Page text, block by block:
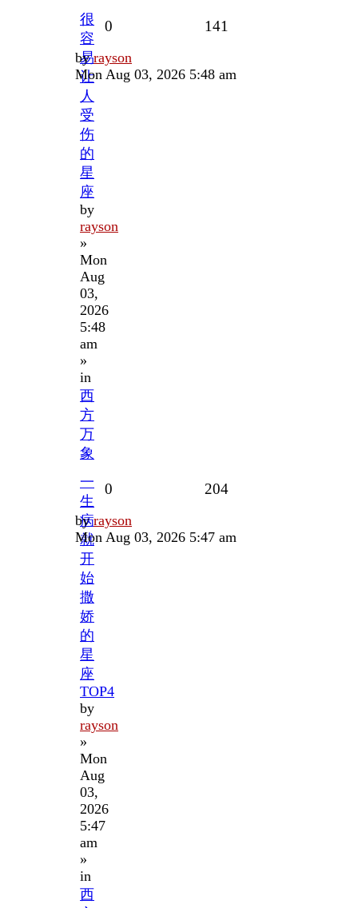
很
容
易
让
人
受
伤
的
星
座
by
rayson
»
Mon
Aug
03,
2026
5:48
am
»
in
西
方
万
象
0 141
Last
post
byrayson
Mon Aug 03, 2026 5:48 am
一
生
病
就
开
始
撒
娇
的
星
座
TOP4
by
rayson
»
Mon
Aug
03,
2026
5:47
am
»
in
西
0 204Views
Last
post
byrayson
Mon Aug 03, 2026 5:47 am